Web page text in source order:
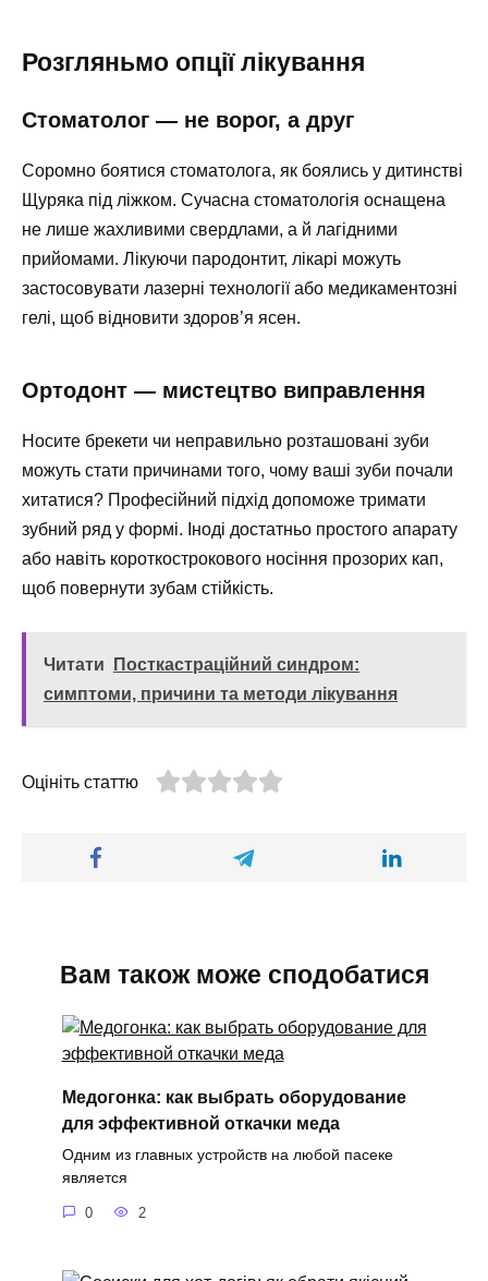
Розгляньмо опції лікування
Стоматолог — не ворог, а друг
Соромно боятися стоматолога, як боялись у дитинстві
Щуряка під ліжком. Сучасна стоматологія оснащена
не лише жахливими свердлами, а й лагідними
прийомами. Лікуючи пародонтит, лікарі можуть
застосовувати лазерні технології або медикаментозні
гелі, щоб відновити здоров’я ясен.
Ортодонт — мистецтво виправлення
Носите брекети чи неправильно розташовані зуби
можуть стати причинами того, чому ваші зуби почали
хитатися? Професійний підхід допоможе тримати
зубний ряд у формі. Іноді достатньо простого апарату
або навіть короткострокового носіння прозорих кап,
щоб повернути зубам стійкість.
Читати
Посткастраційний синдром:
симптоми, причини та методи лікування
Оцініть статтю
Вам також може сподобатися
Медогонка: как выбрать оборудование
для эффективной откачки меда
Одним из главных устройств на любой пасеке
является
0 2